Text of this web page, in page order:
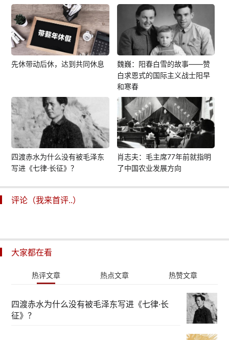
先休带动后休，达到共同休息
魏巍：阳春白雪的故事——赞
白求恩式的国际主义战士阳早
和寒春
四渡赤水为什么没有被毛泽东
写进《七律·长征》？
肖志夫：毛主席77年前就指明
了中国农业发展方向
评论（我来首评..）
大家都在看
热评文章 热点文章 热赞文章
四渡赤水为什么没有被毛泽东写进《七律·长
征》？